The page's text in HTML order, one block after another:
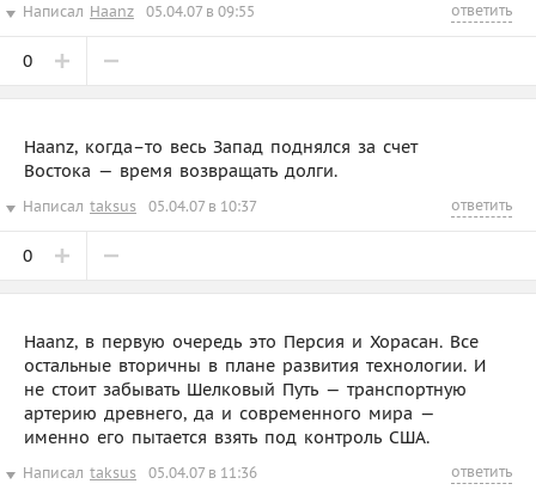
Написал Haanz 05.04.07 в 09:55 ответить
0
Haanz, когда–то весь Запад поднялся за счет
Востока — время возвращать долги.
Написал taksus 05.04.07 в 10:37 ответить
0
Haanz, в первую очередь это Персия и Хорасан. Все
остальные вторичны в плане развития технологии. И
не стоит забывать Шелковый Путь — транспортную
артерию древнего, да и современного мира —
именно его пытается взять под контроль США.
Написал taksus 05.04.07 в 11:36 ответить